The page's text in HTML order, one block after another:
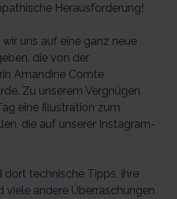
Herausforderung!
uns auf eine ganz neue
die von der
Amandine Comte
Zu unserem Vergnügen
eine Illustration zum
die auf unserer Instagram-
dort technische Tipps, ihre
viele andere Überraschungen